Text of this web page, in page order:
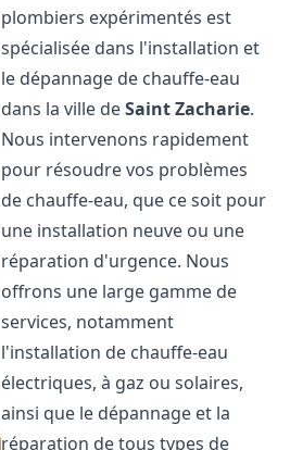
plombiers expérimentés est
spécialisée dans l'installation et
le dépannage de chauffe-eau
dans la ville deSaint Zacharie.
Nous intervenons rapidement
pour résoudre vos problèmes
de chauffe-eau, que ce soit pour
une installation neuve ou une
réparation d'urgence. Nous
offrons une large gamme de
services, notamment
l'installation de chauffe-eau
électriques, à gaz ou solaires,
ainsi que le dépannage et la
réparation de tous types de